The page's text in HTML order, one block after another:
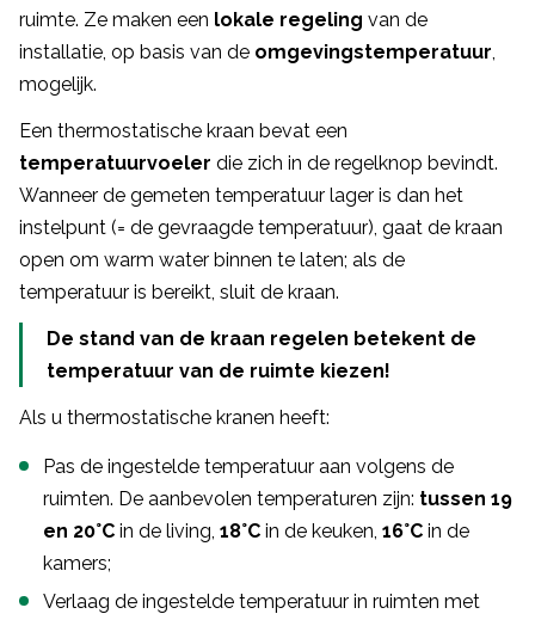
ruimte. Ze maken een lokale regeling van de
installatie, op basis van de omgevingstemperatuur
mogelijk.
Een thermostatische kraan bevat een
temperatuurvoeler die zich in de regelknop bevindt.
Wanneer de gemeten temperatuur lager is dan het
instelpunt (= de gevraagde temperatuur), gaat de kraan
open om warm water binnen te laten; als de
temperatuur is bereikt, sluit de kraan.
De stand van de kraan regelen betekent de
temperatuur van de ruimte kiezen!
Als u thermostatische kranen heeft:
Pas de ingestelde temperatuur aan volgens de
ruimten. De aanbevolen temperaturen zijn: tussen 19
en 20°C in de living, 18°C in de keuken, 16°C in de
kamers;
Verlaag de ingestelde temperatuur in ruimten met